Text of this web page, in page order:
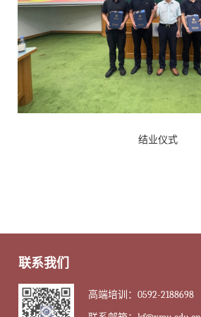
结业仪式
联系我们
高端培训：0592-2188698